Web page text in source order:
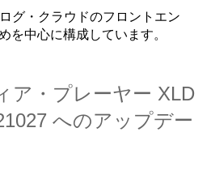
グ・クラウドのフロントエン
を中心に構成しています。
ア・プレーヤー XLD
へのアップデー